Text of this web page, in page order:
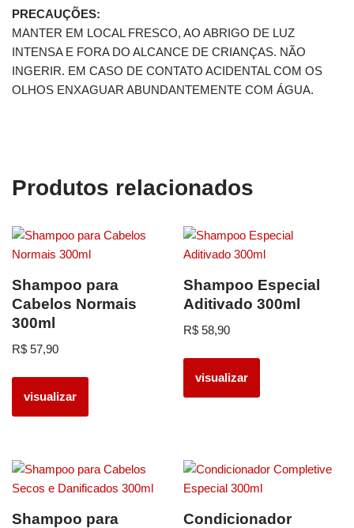
PRECAUÇÕES:
MANTER EM LOCAL FRESCO, AO ABRIGO DE LUZ
INTENSA E FORA DO ALCANCE DE CRIANÇAS. NÃO
INGERIR. EM CASO DE CONTATO ACIDENTAL COM OS
OLHOS ENXAGUAR ABUNDANTEMENTE COM ÁGUA.
Produtos relacionados
Shampoo para
Cabelos Normais
300ml
R$ 57,90
visualizar
Shampoo Especial
Aditivado 300ml
R$ 58,90
visualizar
Shampoo para
Condicionador